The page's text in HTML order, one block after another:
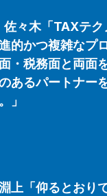
佐々木「TAXテク
的かつ複雑なプ
・税務面と両面
あるパートナー
」
上「仰るとおり